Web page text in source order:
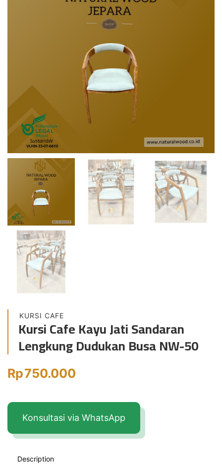
KURSI CAFE
Kursi Cafe Kayu Jati Sandaran
Lengkung Dudukan Busa NW-50
Rp750.000
Konsultasi via WhatsApp
Description